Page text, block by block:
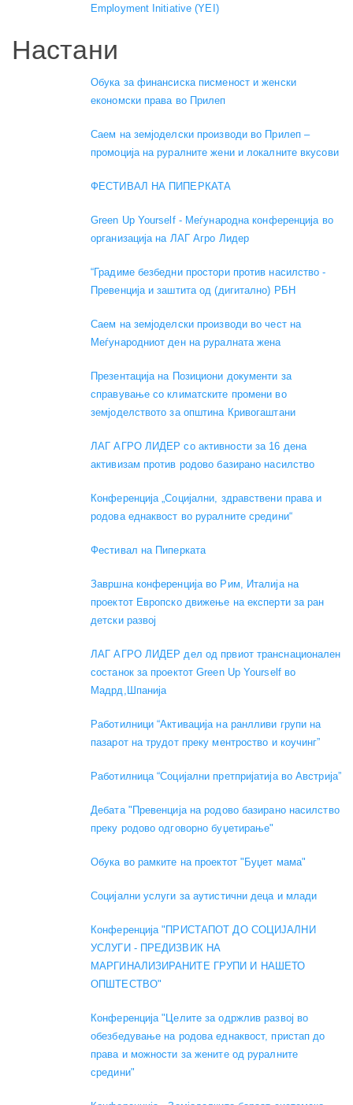
Employment Initiative (YEI)
Настани
Обука за финансиска писменост и женски
економски права во Прилеп
Саем на земјоделски производи во Прилеп –
промоција на руралните жени и локалните вкусови
ФЕСТИВАЛ НА ПИПЕРКАТА
Green Up Yourself - Меѓународна конференција во
организација на ЛАГ Агро Лидер
“Градиме безбедни простори против насилство -
Превенција и заштита од (дигитално) РБН
Саем на земјоделски производи во чест на
Меѓународниот ден на руралната жена
Презентација на Позициони документи за
справување со климатските промени во
земјоделството за општина Кривогаштани
ЛАГ АГРО ЛИДЕР со активности за 16 дена
активизам против родово базирано насилство
Конференција „Социјални, здравствени права и
родова еднаквост во руралните средини“
Фестивал на Пиперката
Завршна конференција во Рим, Италија на
проектот Европско движење на експерти за ран
детски развој
ЛАГ АГРО ЛИДЕР дел од првиот транснационален
состанок за проектот Green Up Yourself во
Мадрд,Шпанија
Работилници “Активација на ранлливи групи на
пазарот на трудот преку ментроство и коучинг”
Работилница “Социјални претпријатија во Австрија”
Дебата "Превенција на родово базирано насилство
преку родово одговорно буџетирање"
Обука во рамките на проектот "Буџет мама"
Социјални услуги за аутистични деца и млади
Конференција "ПРИСТАПОТ ДО СОЦИЈАЛНИ
УСЛУГИ - ПРЕДИЗВИК НА
МАРГИНАЛИЗИРАНИТЕ ГРУПИ И НАШЕТО
ОПШТЕСТВО"
Конференција "Целите за одржлив развој во
обезбедување на родова еднаквост, пристап до
права и можности за жените од руралните
средини"